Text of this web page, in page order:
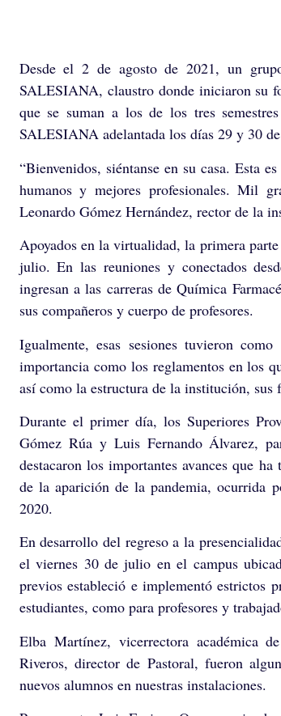
Desde el 2 de agosto de 2021, un
SALESIANA, claustro donde iniciaron su
que se suman a los de los tres
SALESIANA adelantada los días 29 y 30
“Bienvenidos, siéntanse en su casa. Esta
humanos y mejores profesionales. Mil
Leonardo Gómez Hernández, rector de la
Apoyados en la virtualidad, la primera
julio. En las reuniones y conectados
ingresan a las carreras de Química
sus compañeros y cuerpo de profesores.
Igualmente, esas sesiones tuvieron
importancia como los reglamentos en los
así como la estructura de la institución, sus
Durante el primer día, los Superiores
Gómez Rúa y Luis Fernando Álvarez,
destacaron los importantes avances que
de la aparición de la pandemia, ocurrida
2020.
En desarrollo del regreso a la
el viernes 30 de julio en el campus
previos estableció e implementó estrictos
estudiantes, como para profesores y
Elba Martínez, vicerrectora académica
Riveros, director de Pastoral, fueron
nuevos alumnos en nuestras instalaciones.